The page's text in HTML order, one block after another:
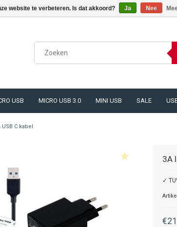
USB MICRO USB 3.0 MINI USB SALE
C kabel
3A
✓
website te verbeteren. Is dat akkoord? Ja Nee